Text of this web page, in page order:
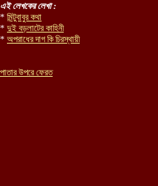
এই লেখকের লেখা :
* মিন্টুবাবুর কথা
* দুই বড়লাটের কাহিনী
* অপরাধের দাগ কি চিরস্থায়ী
পাতার উপরে ফেরত